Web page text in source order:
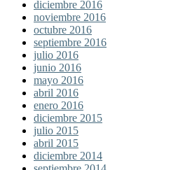
diciembre 2016
noviembre 2016
octubre 2016
septiembre 2016
julio 2016
junio 2016
mayo 2016
abril 2016
enero 2016
diciembre 2015
julio 2015
abril 2015
diciembre 2014